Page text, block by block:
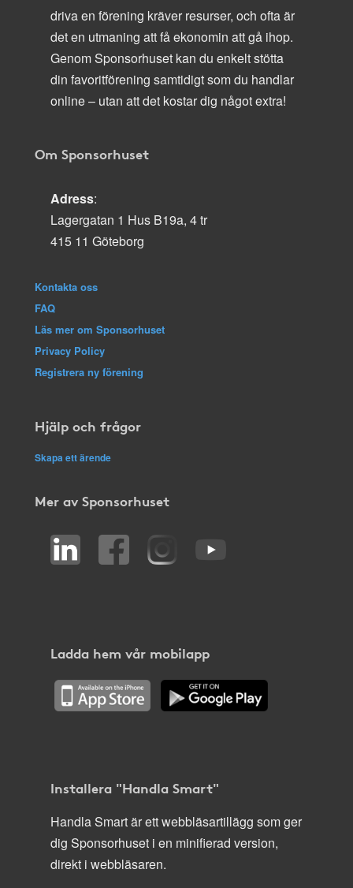
driva en förening kräver resurser, och ofta är
det en utmaning att få ekonomin att gå ihop.
Genom Sponsorhuset kan du enkelt stötta
din favoritförening samtidigt som du handlar
online – utan att det kostar dig något extra!
Om Sponsorhuset
Adress:
Lagergatan 1 Hus B19a, 4 tr
415 11 Göteborg
Kontakta oss
FAQ
Läs mer om Sponsorhuset
Privacy Policy
Registrera ny förening
Hjälp och frågor
Skapa ett ärende
Mer av Sponsorhuset
Ladda hem vår mobilapp
Installera "Handla Smart"
Handla Smart är ett webbläsartillägg som ger
dig Sponsorhuset i en minifierad version,
direkt i webbläsaren.